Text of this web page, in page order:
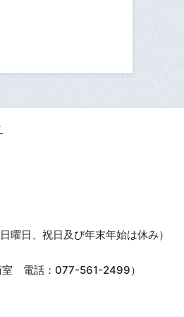
日、祝日及び年末年始は休み）
室 電話：077-561-2499）